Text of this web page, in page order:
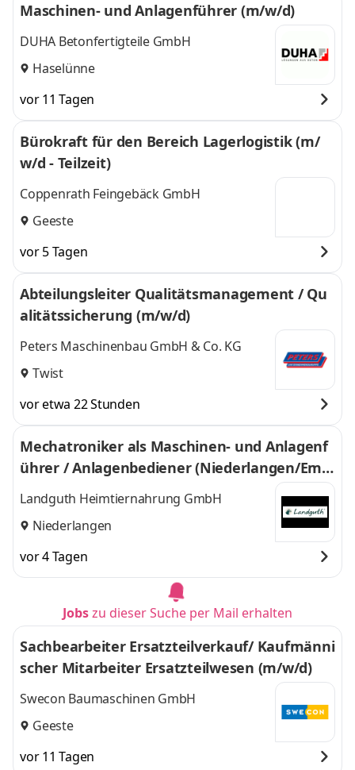
Maschinen- und Anlagenführer (m/w/d)
DUHA Betonfertigteile GmbH
Haselünne
vor 11 Tagen
Bürokraft für den Bereich Lagerlogistik (m/
w/d - Teilzeit)
Coppenrath Feingebäck GmbH
Geeste
vor 5 Tagen
Abteilungsleiter Qualitätsmanagement / Qu
alitätssicherung (m/w/d)
Peters Maschinenbau GmbH & Co. KG
Twist
vor etwa 22 Stunden
Mechatroniker als Maschinen- und Anlagenf
ührer / Anlagenbediener (Niederlangen/Emsl
and) (m/w/d)
Landguth Heimtiernahrung GmbH
Niederlangen
vor 4 Tagen
Jobszu dieser Suche per Mail erhalten
Sachbearbeiter Ersatzteilverkauf/ Kaufmänni
scher Mitarbeiter Ersatzteilwesen (m/w/d)
Swecon Baumaschinen GmbH
Geeste
vor 11 Tagen